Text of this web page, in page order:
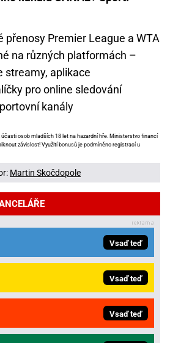
přenosy Premier League a WTA
na různých platformách –
streamy, aplikace
pro online sledování
kanály
účasti osob mladších 18 let na hazardní hře. Ministerstvo financí
závislost! Využití bonusů je podmíněno registrací u
Martin Skočdopole
Vsaď teď
Vsaď teď
Vsaď teď